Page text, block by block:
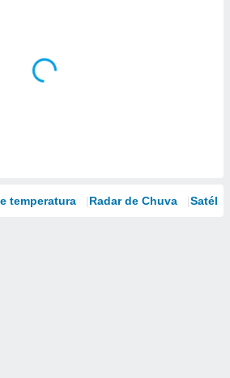
temperatura Radar de Chuva